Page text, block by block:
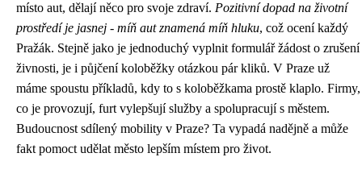
místo aut, dělají něco pro svoje zdraví. Pozitivní dopad na životní
prostředí je jasnej - míň aut znamená míň hluku, což ocení každý
Pražák. Stejně jako je jednoduchý vyplnit formulář žádost o zrušení
živnosti, je i půjčení koloběžky otázkou pár kliků. V Praze už
máme spoustu příkladů, kdy to s koloběžkama prostě klaplo. Firmy,
co je provozují, furt vylepšují služby a spolupracují s městem.
Budoucnost sdílený mobility v Praze? Ta vypadá nadějně a může
fakt pomoct udělat město lepším místem pro život.